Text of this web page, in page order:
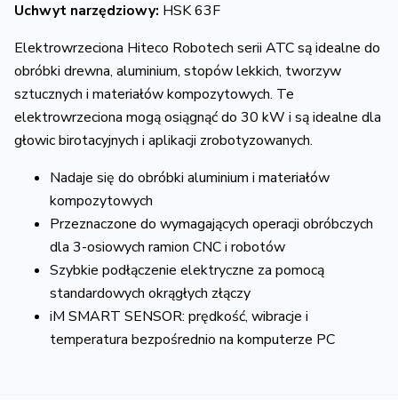
Uchwyt narzędziowy: HSK 63F
Elektrowrzeciona Hiteco Robotech serii ATC są idealne do
obróbki drewna, aluminium, stopów lekkich, tworzyw
sztucznych i materiałów kompozytowych. Te
elektrowrzeciona mogą osiągnąć do 30 kW i są idealne dla
głowic birotacyjnych i aplikacji zrobotyzowanych.
Nadaje się do obróbki aluminium i materiałów
kompozytowych
Przeznaczone do wymagających operacji obróbczych
dla 3-osiowych ramion CNC i robotów
Szybkie podłączenie elektryczne za pomocą
standardowych okrągłych złączy
iM SMART SENSOR: prędkość, wibracje i
temperatura bezpośrednio na komputerze PC